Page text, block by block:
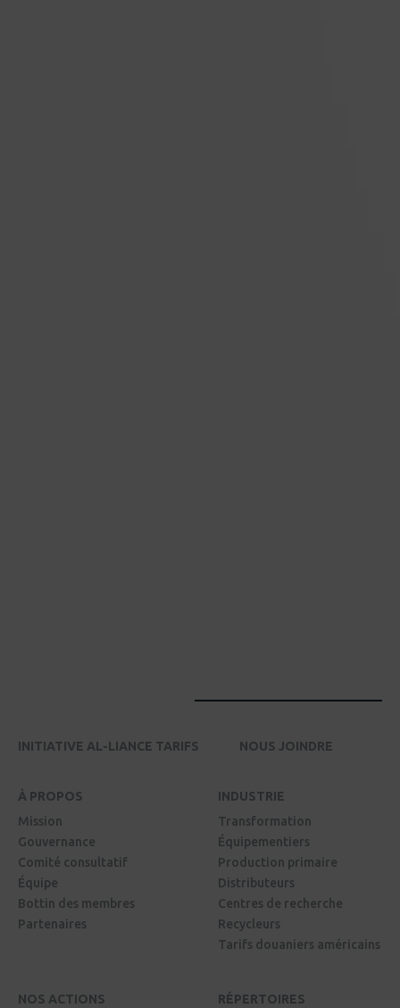
INITIATIVE AL-LIANCE TARIFS NOUS JOINDRE
À PROPOS
Mission
Gouvernance
Comité consultatif
Équipe
Bottin des membres
Partenaires
INDUSTRIE
Transformation
Équipementiers
Production primaire
Distributeurs
Centres de recherche
Recycleurs
Tarifs douaniers américains
NOS ACTIONS
RÉPERTOIRES